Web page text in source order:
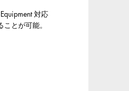
対応
とが可能。